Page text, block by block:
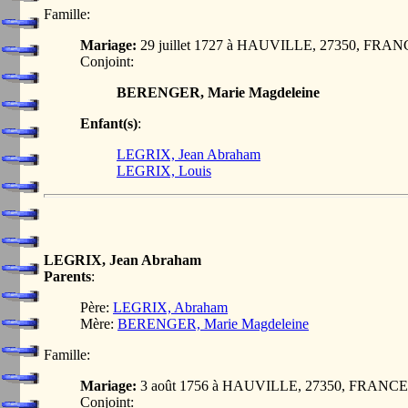
Famille:
Mariage: 29 juillet 1727 à HAUVILLE, 27350,
Conjoint:
BERENGER, Marie Magdeleine
Enfant(s):
LEGRIX, Jean Abraham
LEGRIX, Louis
LEGRIX, Jean Abraham
Parents:
Père: LEGRIX, Abraham
Mère: BERENGER, Marie Magdeleine
Famille:
Mariage: 3 août 1756 à HAUVILLE, 27350, FRANCE
Conjoint: